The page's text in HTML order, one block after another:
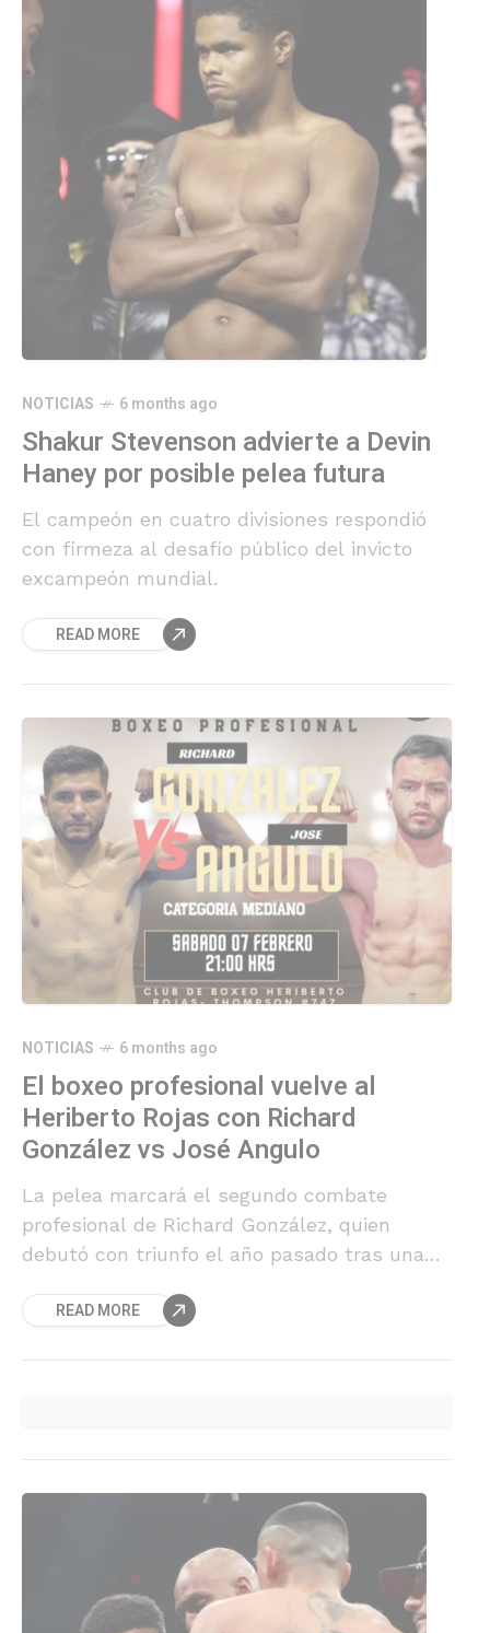
NOTICIAS 6 months ago
Shakur Stevenson advierte a Devin
Haney por posible pelea futura
El campeón en cuatro divisiones respondió
con firmeza al desafío público del invicto
excampeón mundial.
READ MORE
NOTICIAS 6 months ago
El boxeo profesional vuelve al
Heriberto Rojas con Richard
González vs José Angulo
La pelea marcará el segundo combate
profesional de Richard González, quien
debutó con triunfo el año pasado tras una
dos veces campeón de Chile en la categoría
READ MORE